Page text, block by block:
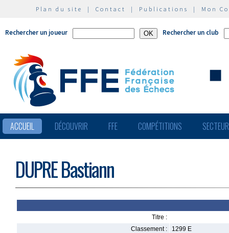
Plan du site | Contact | Publications | Mon
Rechercher un joueur Rechercher un club
ACCUEIL DÉCOUVRIR FFE COMPÉTITIONS
DUPRE Bastiann
Titre :
Classement :
1299 E